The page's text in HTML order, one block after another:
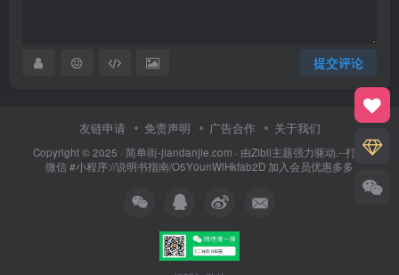
提交评论
友链申请 免责声明 广告合作 关于我们
Copyright © 2025 · 简单街-jiandanjie.com · 由Zibll主题强力驱动.--打开
微信 #小程序://说明书指南/O5Y0unWlHkfab2D 加入会员优惠多多